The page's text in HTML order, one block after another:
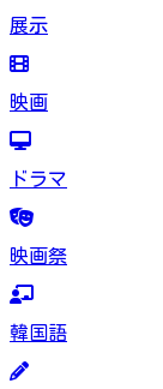
展示
映画
ドラマ
映画祭
韓国語